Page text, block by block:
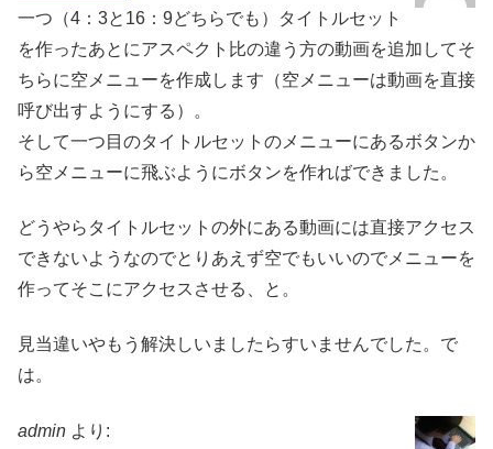
一つ（4：3と16：9どちらでも）タイトルセット
を作ったあとにアスペクト比の違う方の動画を追加してそ
ちらに空メニューを作成します（空メニューは動画を直接
呼び出すようにする）。
そして一つ目のタイトルセットのメニューにあるボタンか
ら空メニューに飛ぶようにボタンを作ればできました。
どうやらタイトルセットの外にある動画には直接アクセス
できないようなのでとりあえず空でもいいのでメニューを
作ってそこにアクセスさせる、と。
見当違いやもう解決しいましたらすいませんでした。で
は。
admin より: